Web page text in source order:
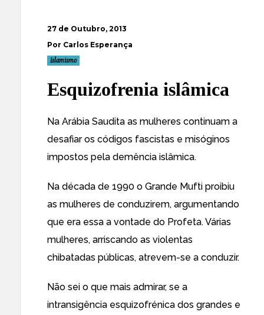
27 de Outubro, 2013
Por Carlos Esperança
Islamismo
Esquizofrenia islâmica
Na Arábia Saudita as mulheres continuam a
desafiar os códigos fascistas e misóginos
impostos pela demência islâmica.
Na década de 1990 o Grande Mufti proibiu
as mulheres de conduzirem, argumentando
que era essa a vontade do Profeta. Várias
mulheres, arriscando as violentas
chibatadas públicas, atrevem-se a conduzir.
Não sei o que mais admirar, se a
intransigência esquizofrénica dos grandes e